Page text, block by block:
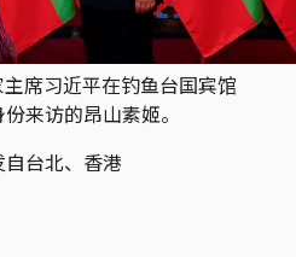
席习近平在钓鱼台国宾馆
来访的昂山素姬。
台北、香港